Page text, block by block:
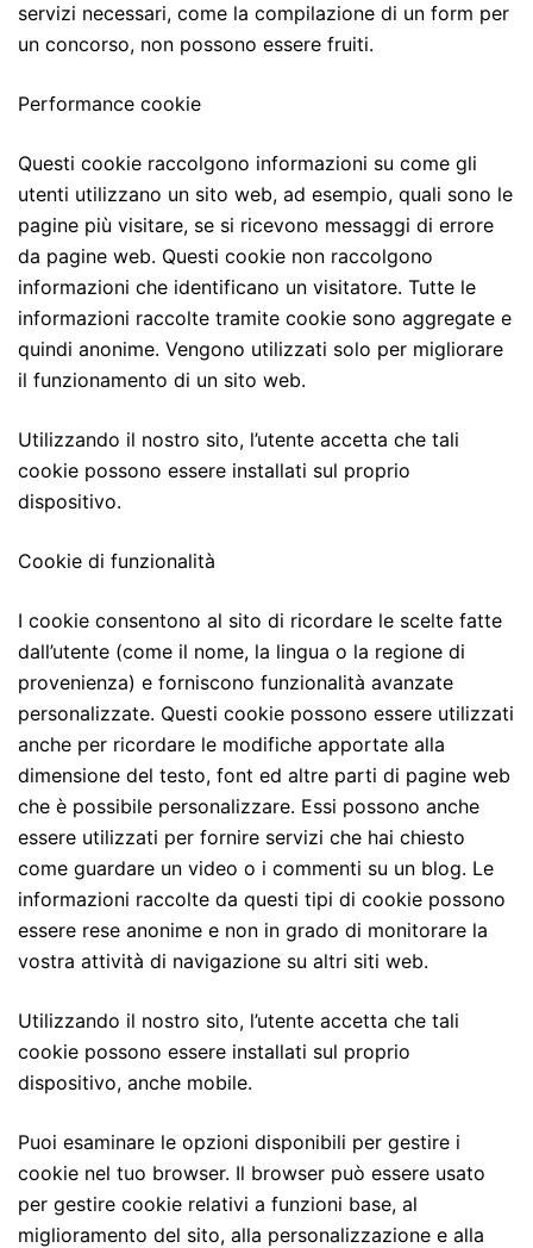
servizi necessari, come la compilazione di un form per
un concorso, non possono essere fruiti.
Performance cookie
Questi cookie raccolgono informazioni su come gli
utenti utilizzano un sito web, ad esempio, quali sono le
pagine più visitare, se si ricevono messaggi di errore
da pagine web. Questi cookie non raccolgono
informazioni che identificano un visitatore. Tutte le
informazioni raccolte tramite cookie sono aggregate e
quindi anonime. Vengono utilizzati solo per migliorare
il funzionamento di un sito web.
Utilizzando il nostro sito, l’utente accetta che tali
cookie possono essere installati sul proprio
dispositivo.
Cookie di funzionalità
I cookie consentono al sito di ricordare le scelte fatte
dall’utente (come il nome, la lingua o la regione di
provenienza) e forniscono funzionalità avanzate
personalizzate. Questi cookie possono essere utilizzati
anche per ricordare le modifiche apportate alla
dimensione del testo, font ed altre parti di pagine web
che è possibile personalizzare. Essi possono anche
essere utilizzati per fornire servizi che hai chiesto
come guardare un video o i commenti su un blog. Le
informazioni raccolte da questi tipi di cookie possono
essere rese anonime e non in grado di monitorare la
vostra attività di navigazione su altri siti web.
Utilizzando il nostro sito, l’utente accetta che tali
cookie possono essere installati sul proprio
dispositivo, anche mobile.
Puoi esaminare le opzioni disponibili per gestire i
cookie nel tuo browser. Il browser può essere usato
per gestire cookie relativi a funzioni base, al
miglioramento del sito, alla personalizzazione e alla